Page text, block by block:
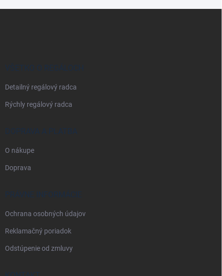
VŠETKO O REGÁLOCH
Detailný regálový radca
Rýchly regálový radca
DOPRAVA A PLATBA
O nákupe
Doprava
PRÁVNE INFORMÁCIE
Ochrana osobných údajov
Reklamačný poriadok
Odstúpenie od zmluvy